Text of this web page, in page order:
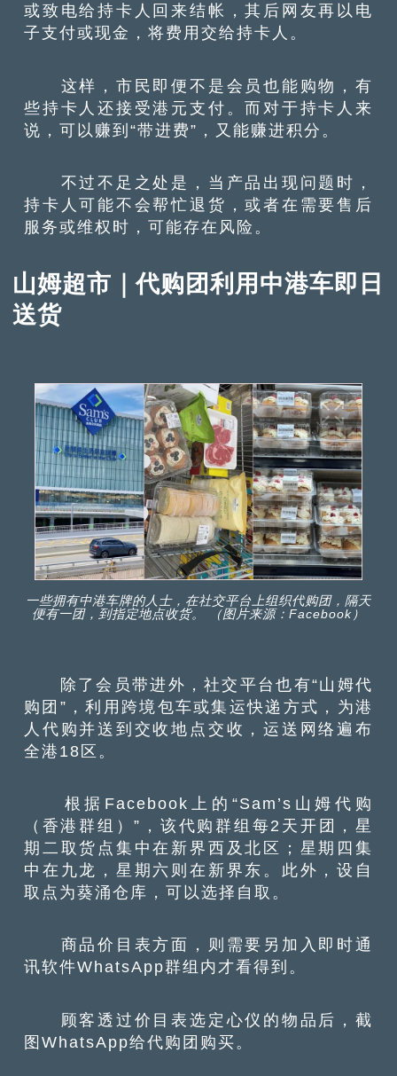
或致电给持卡人回来结帐，其后网友再以电
子支付或现金，将费用交给持卡人。
这样，市民即便不是会员也能购物，有
些持卡人还接受港元支付。而对于持卡人来
说，可以赚到“带进费”，又能赚进积分。
不过不足之处是，当产品出现问题时，
持卡人可能不会帮忙退货，或者在需要售后
服务或维权时，可能存在风险。
山姆超市｜代购团利用中港车即日
送货
一些拥有中港车牌的人士，在社交平台上组织代购团，隔天
便有一团，到指定地点收货。 （图片来源：Facebook）
除了会员带进外，社交平台也有“山姆代
购团”，利用跨境包车或集运快递方式，为港
人代购并送到交收地点交收，运送网络遍布
全港18区。
根据Facebook上的“Sam’s山姆代购
（香港群组）”，该代购群组每2天开团，星
期二取货点集中在新界西及北区；星期四集
中在九龙，星期六则在新界东。此外，设自
取点为葵涌仓库，可以选择自取。
商品价目表方面，则需要另加入即时通
讯软件WhatsApp群组内才看得到。
顾客透过价目表选定心仪的物品后，截
图WhatsApp给代购团购买。